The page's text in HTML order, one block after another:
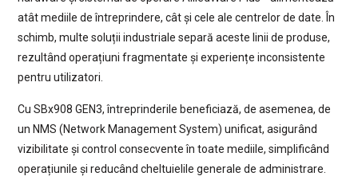
atât mediile de întreprindere, cât și cele ale centrelor de date. În
schimb, multe soluții industriale separă aceste linii de produse,
rezultând operațiuni fragmentate și experiențe inconsistente
pentru utilizatori.
Cu SBx908 GEN3, întreprinderile beneficiază, de asemenea, de
un NMS (Network Management System) unificat, asigurând
vizibilitate și control consecvente în toate mediile, simplificând
operațiunile și reducând cheltuielile generale de administrare.